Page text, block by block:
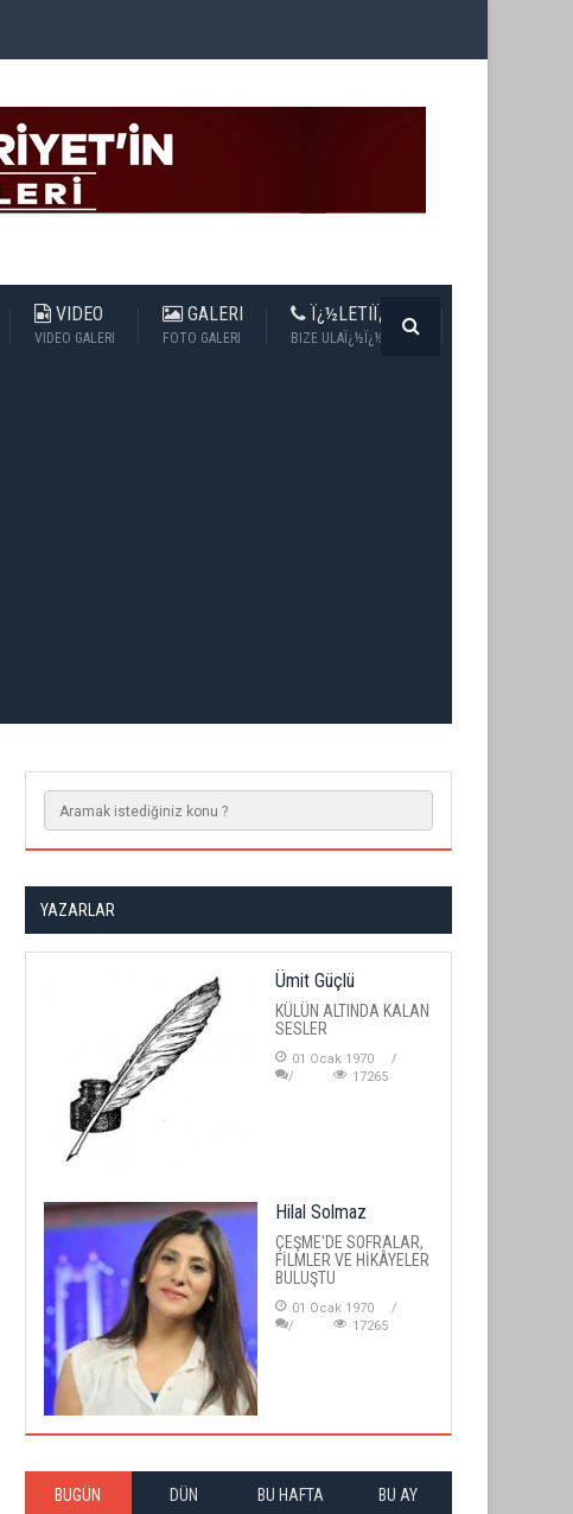
VIDEO
VIDEO GALERI
GALERI
FOTO GALERI
Ï¿½LETIÏ¿½IM
BIZE ULAÏ¿½Ï¿½N
YAZARLAR
Ümit Güçlü
KÜLÜN ALTINDA KALAN
SESLER
01 Ocak 1970
17265
Hilal Solmaz
ÇEŞME'DE SOFRALAR,
FİLMLER VE HİKÂYELER
BULUŞTU
01 Ocak 1970
17265
BUGÜN DÜN BU HAFTA BU AY